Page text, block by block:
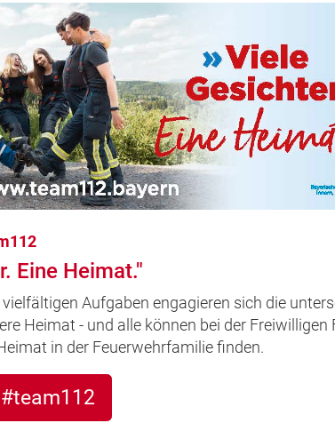
Eine Heimat."
Aufgaben engagieren sich die
Heimat - und alle können bei der Freiwilligen
in der Feuerwehrfamilie finden.